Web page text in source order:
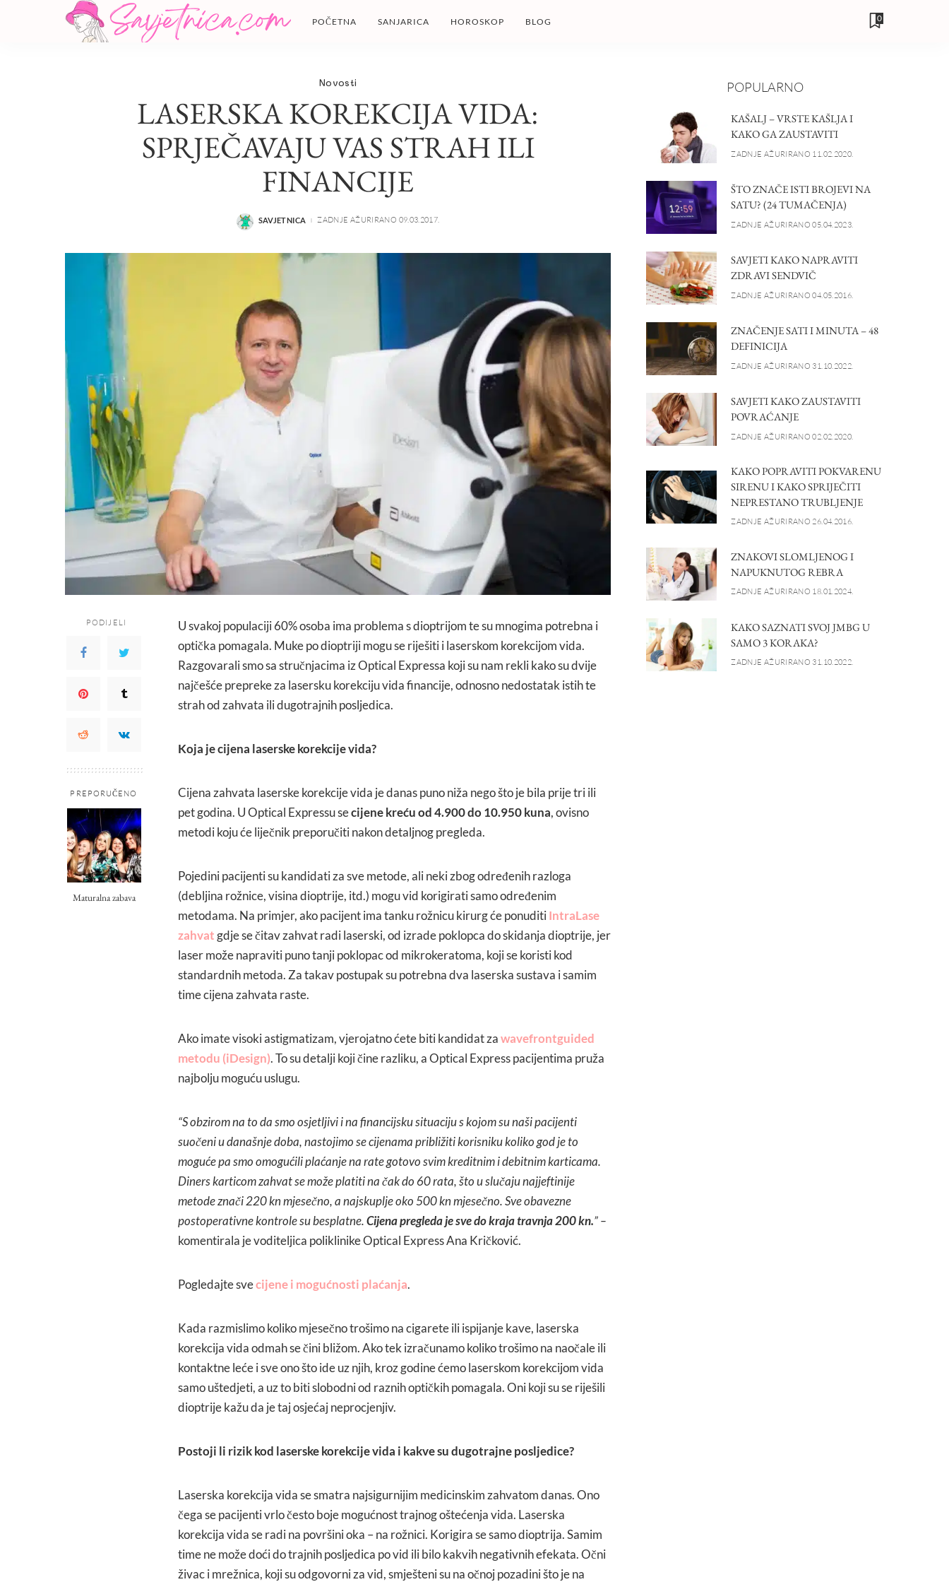
POČETNA SANJARICA HOROSKOP BLOG 0
Novosti
LASERSKA KOREKCIJA VIDA:
SPRJEČAVAJU VAS STRAH ILI
FINANCIJE
POSTED
SAVJETNICA ZADNJE AŽURIRANO 09.03.2017.
PODIJELI
PREPORUČENO
Maturalna zabava
U svakoj populaciji 60% osoba ima problema s dioptrijom te su mnogima potrebna i
optička pomagala. Muke po dioptriji mogu se riješiti i laserskom korekcijom vida.
Razgovarali smo sa stručnjacima iz Optical Expressa koji su nam rekli kako su dvije
najčešće prepreke za lasersku korekciju vida financije, odnosno nedostatak istih te
strah od zahvata ili dugotrajnih posljedica.
Koja je cijena laserske korekcije vida?
Cijena zahvata laserske korekcije vida je danas puno niža nego što je bila prije tri ili
pet godina. U Optical Expressu secijene kreću od 4.900 do 10.950 kuna, ovisno
metodi koju će liječnik preporučiti nakon detaljnog pregleda.
Pojedini pacijenti su kandidati za sve metode, ali neki zbog određenih razloga
(debljina rožnice, visina dioptrije, itd.) mogu vid korigirati samo određenim
metodama. Na primjer, ako pacijent ima tanku rožnicu kirurg će ponuditiIntraLase
zahvat gdje se čitav zahvat radi laserski, od izrade poklopca do skidanja dioptrije, jer
laser može napraviti puno tanji poklopac od mikrokeratoma, koji se koristi kod
standardnih metoda. Za takav postupak su potrebna dva laserska sustava i samim
time cijena zahvata raste.
Ako imate visoki astigmatizam, vjerojatno ćete biti kandidat zawavefrontguided
metodu (iDesign). To su detalji koji čine razliku, a Optical Express pacijentima pruža
najbolju moguću uslugu.
“S obzirom na to da smo osjetljivi i na financijsku situaciju s kojom su naši pacijenti
suočeni u današnje doba, nastojimo se cijenama približiti korisniku koliko god je to
moguće pa smo omogućili plaćanje na rate gotovo svim kreditnim i debitnim karticama.
Diners karticom zahvat se može platiti na čak do 60 rata, što u slučaju najjeftinije
metode znači 220 kn mjesečno, a najskuplje oko 500 kn mjesečno. Sve obavezne
postoperativne kontrole su besplatne.Cijena pregleda je sve do kraja travnja 200 kn.” –
komentirala je voditeljica poliklinike Optical Express Ana Kričković.
Pogledajte svecijene i mogućnosti plaćanja.
Kada razmislimo koliko mjesečno trošimo na cigarete ili ispijanje kave, laserska
korekcija vida odmah se čini bližom. Ako tek izračunamo koliko trošimo na naočale ili
kontaktne leće i sve ono što ide uz njih, kroz godine ćemo laserskom korekcijom vida
samo uštedjeti, a uz to biti slobodni od raznih optičkih pomagala. Oni koji su se riješili
dioptrije kažu da je taj osjećaj neprocjenjiv.
Postoji li rizik kod laserske korekcije vida i kakve su dugotrajne posljedice?
Laserska korekcija vida se smatra najsigurnijim medicinskim zahvatom danas. Ono
čega se pacijenti vrlo često boje mogućnost trajnog oštećenja vida. Laserska
korekcija vida se radi na površini oka – na rožnici. Korigira se samo dioptrija. Samim
time ne može doći do trajnih posljedica po vid ili bilo kakvih negativnih efekata. Očni
živac i mrežnica, koji su odgovorni za vid, smješteni su na očnoj pozadini što je na
POPULARNO
KAŠALJ – VRSTE KAŠLJA I
KAKO GA ZAUSTAVITI
ZADNJE AŽURIRANO 11.02.2020.
ŠTO ZNAČE ISTI BROJEVI NA
SATU? (24 TUMAČENJA)
ZADNJE AŽURIRANO 05.04.2023.
SAVJETI KAKO NAPRAVITI
ZDRAVI SENDVIČ
ZADNJE AŽURIRANO 04.05.2016.
ZNAČENJE SATI I MINUTA – 48
DEFINICIJA
ZADNJE AŽURIRANO 31.10.2022.
SAVJETI KAKO ZAUSTAVITI
POVRAĆANJE
ZADNJE AŽURIRANO 02.02.2020.
KAKO POPRAVITI POKVARENU
SIRENU I KAKO SPRIJEČITI
NEPRESTANO TRUBLJENJE
ZADNJE AŽURIRANO 26.04.2016.
ZNAKOVI SLOMLJENOG I
NAPUKNUTOG REBRA
ZADNJE AŽURIRANO 18.01.2024.
KAKO SAZNATI SVOJ JMBG U
SAMO 3 KORAKA?
ZADNJE AŽURIRANO 31.10.2022.